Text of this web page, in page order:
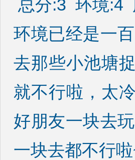
总分:3 环境:4
环境已经是一
去那些小池塘
就不行啦，太
好朋友一块去
一块去都不行